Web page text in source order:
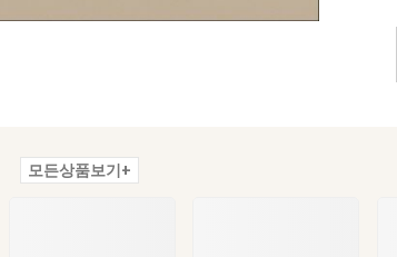
모든상품보기+